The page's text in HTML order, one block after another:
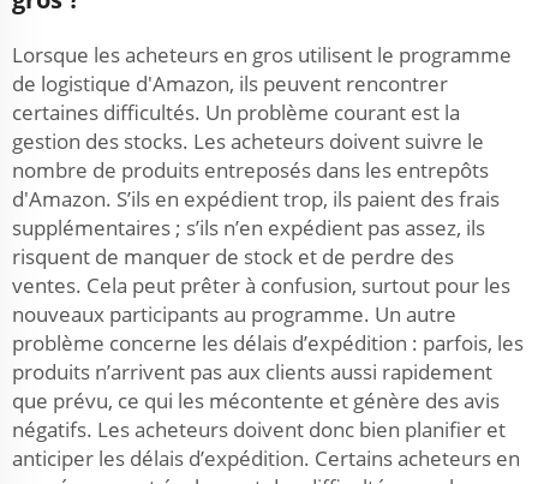
Lorsque les acheteurs en gros utilisent le programme
de logistique d'Amazon, ils peuvent rencontrer
certaines difficultés. Un problème courant est la
gestion des stocks. Les acheteurs doivent suivre le
nombre de produits entreposés dans les entrepôts
d'Amazon. S’ils en expédient trop, ils paient des frais
supplémentaires ; s’ils n’en expédient pas assez, ils
risquent de manquer de stock et de perdre des
ventes. Cela peut prêter à confusion, surtout pour les
nouveaux participants au programme. Un autre
problème concerne les délais d’expédition : parfois, les
produits n’arrivent pas aux clients aussi rapidement
que prévu, ce qui les mécontente et génère des avis
négatifs. Les acheteurs doivent donc bien planifier et
anticiper les délais d’expédition. Certains acheteurs en